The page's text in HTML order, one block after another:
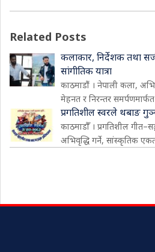
Related Posts
कलाकार, निर्देशक तथा
सांगीतिक यात्रा
काठमाडौं । नेपाली कला,
मेहनत र निरन्तर
प्रगतिशील स्वरले थबाङ
काठमाडौँ । प्रगतिशील
अभिवृद्धि गर्ने, सांस्कृतिक